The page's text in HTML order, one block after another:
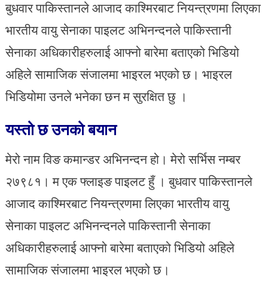
बुधवार पाकिस्तानले आजाद काश्मिरबाट नियन्त्रणमा लिएका
भारतीय वायु सेनाका पाइलट अभिनन्दनले पाकिस्तानी
सेनाका अधिकारीहरुलाई आफ्नो बारेमा बताएको भिडियो
अहिले सामाजिक संजालमा भाइरल भएको छ। भाइरल
भिडियोमा उनले भनेका छन म सुरक्षित छु ।
यस्तो छ उनको बयान
मेरो नाम विङ कमान्डर अभिनन्दन हो। मेरो सर्भिस नम्बर
२७९८१। म एक फ्लाइङ पाइलट हुँ । बुधवार पाकिस्तानले
आजाद काश्मिरबाट नियन्त्रणमा लिएका भारतीय वायु
सेनाका पाइलट अभिनन्दनले पाकिस्तानी सेनाका
अधिकारीहरुलाई आफ्नो बारेमा बताएको भिडियो अहिले
सामाजिक संजालमा भाइरल भएको छ।